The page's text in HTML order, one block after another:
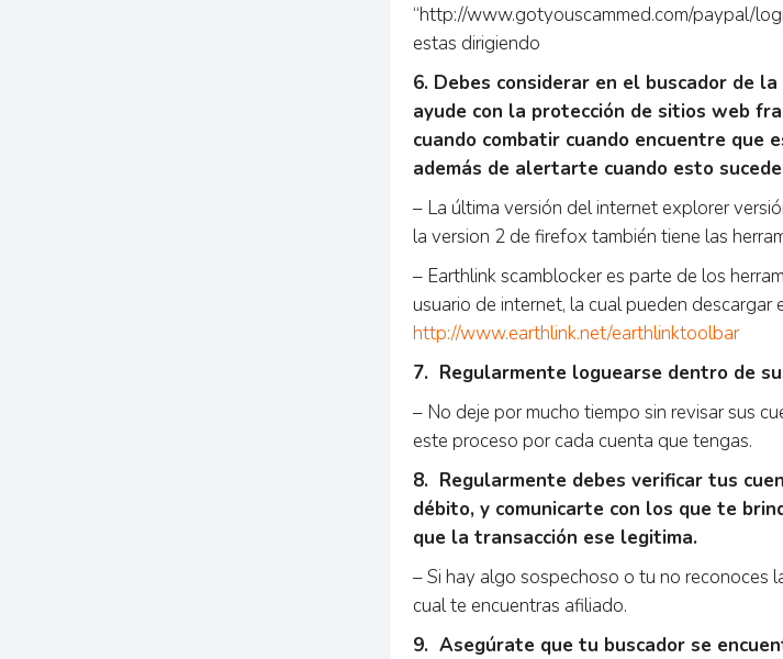
“http://www.gotyouscammed.com/paypal/
estas dirigiendo
6. Debes considerar en el buscador de
ayude con la protección de sitios web
cuando combatir cuando encuentre
además de alertarte cuando esto
– La última versión del internet explorer
la version 2 de firefox también tiene las
– Earthlink scamblocker es parte de los
usuario de internet, la cual pueden descargar
http://www.earthlink.net/earthlinktoolbar
7. Regularmente loguearse dentro de
– No deje por mucho tiempo sin revisar sus
este proceso por cada cuenta que tengas.
8. Regularmente debes verificar tus
débito, y comunicarte con los que te
que la transacción ese legitima.
– Si hay algo sospechoso o tu no reconoces
cual te encuentras afiliado.
9. Asegúrate que tu buscador se